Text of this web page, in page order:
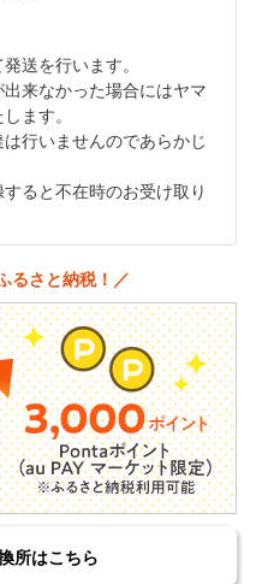
送を行います。
来なかった場合にはヤマ
ます。
行いませんのであらかじ
ると不在時のお受け取り
るさと納税！／
所はこちら